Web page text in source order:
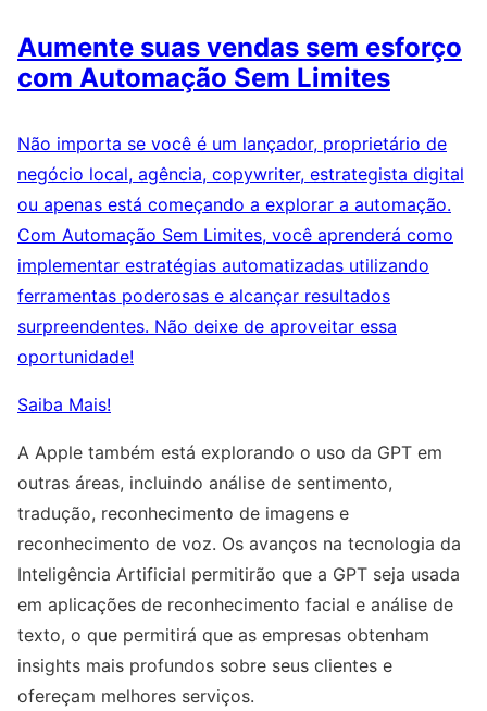
Aumente suas vendas sem esforço
com Automação Sem Limites
Não importa se você é um lançador, proprietário de
negócio local, agência, copywriter, estrategista digital
ou apenas está começando a explorar a automação.
Com Automação Sem Limites, você aprenderá como
implementar estratégias automatizadas utilizando
ferramentas poderosas e alcançar resultados
surpreendentes. Não deixe de aproveitar essa
oportunidade!
Saiba Mais!
A Apple também está explorando o uso da GPT em
outras áreas, incluindo análise de sentimento,
tradução, reconhecimento de imagens e
reconhecimento de voz. Os avanços na tecnologia da
Inteligência Artificial permitirão que a GPT seja usada
em aplicações de reconhecimento facial e análise de
texto, o que permitirá que as empresas obtenham
insights mais profundos sobre seus clientes e
ofereçam melhores serviços.